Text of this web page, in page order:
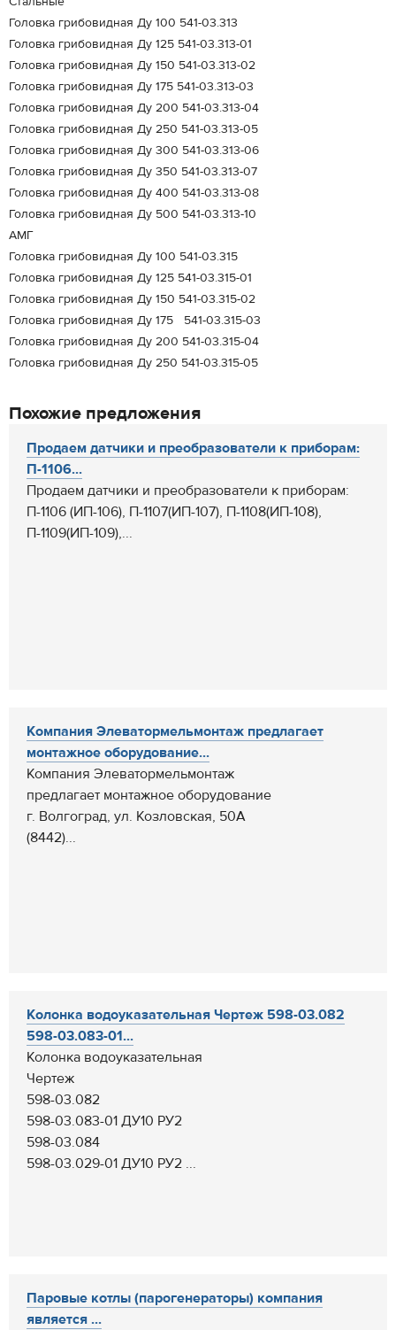
Головка грибовидная Ду 100 541-03.313
Головка грибовидная Ду 125 541-03.313-01
Головка грибовидная Ду 150 541-03.313-02
Головка грибовидная Ду 175 541-03.313-03
Головка грибовидная Ду 200 541-03.313-04
Головка грибовидная Ду 250 541-03.313-05
Головка грибовидная Ду 300 541-03.313-06
Головка грибовидная Ду 350 541-03.313-07
Головка грибовидная Ду 400 541-03.313-08
Головка грибовидная Ду 500 541-03.313-10
АМГ
Головка грибовидная Ду 100 541-03.315
Головка грибовидная Ду 125 541-03.315-01
Головка грибовидная Ду 150 541-03.315-02
Головка грибовидная Ду 175 541-03.315-03
Головка грибовидная Ду 200 541-03.315-04
Головка грибовидная Ду 250 541-03.315-05
Похожие предложения
Продаем датчики и преобразователи к приборам:
П-1106...
Продаем датчики и преобразователи к приборам:
П-1106 (ИП-106), П-1107(ИП-107), П-1108(ИП-108),
П-1109(ИП-109),...
Компания Элеватормельмонтаж предлагает
монтажное оборудование...
Компания Элеватормельмонтаж
предлагает монтажное оборудование
г. Волгоград, ул. Козловская, 50А
(8442)...
Колонка водоуказательная Чертеж 598-03.082
598-03.083-01...
Колонка водоуказательная
Чертеж
598-03.082
598-03.083-01 ДУ10 РУ2
598-03.084
598-03.029-01 ДУ10 РУ2 ...
Паровые котлы (парогенераторы) компания
является ...